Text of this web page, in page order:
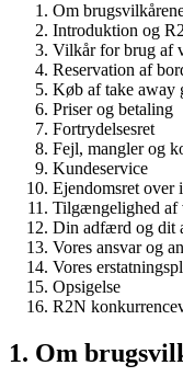
Om
Introduktion og
Vilkår for brug af
Reservation af
Køb af take away
Priser og betaling
Fortrydelsesret
Fejl, mangler og
Kundeservice
Ejendomsret over
Tilgængelighed af
Din adfærd og dit
Vores ansvar og
Vores
Opsigelse
R2N
1. Om